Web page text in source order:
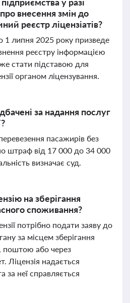
внесення змін до
реєстр ліцензіатів?
1 липня 2025 року призведе
реєстру інформацією
стати підставою для
органом ліцензування.
за надання послуг
пасажирів без
штраф від 17 000 до 34 000
визначає суд.
на зберігання
споживання?
потрібно подати заяву до
за місцем зберігання
поштою або через
Ліцензія надається
за неї справляється